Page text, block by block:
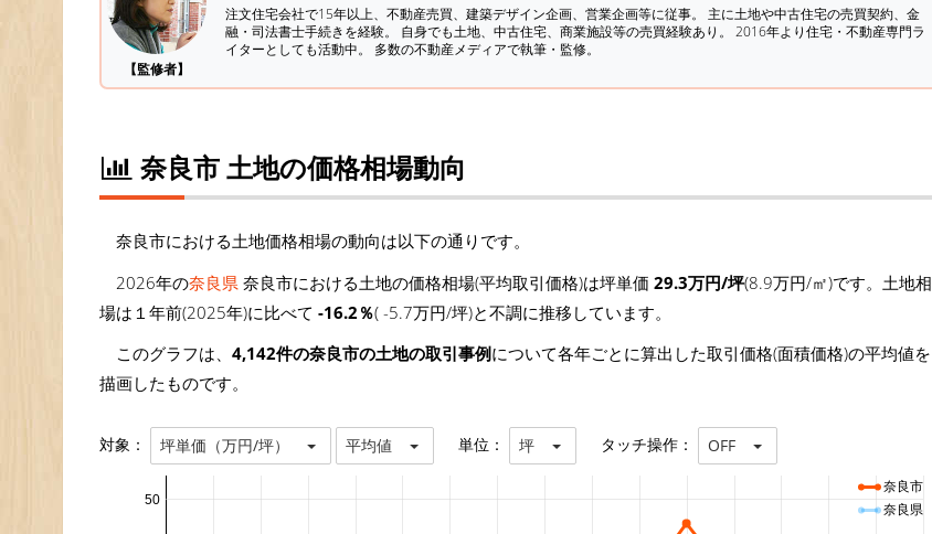
【監修者】
注文住宅会社で15年以上、不動産売買、建築デザイン企画、営業企画等に従事。 主に土地や中古住宅の売買契約、金
融・司法書士手続きを経験。 自身でも土地、中古住宅、商業施設等の売買経験あり。 2016年より住宅・不動産専門ラ
イターとしても活動中。 多数の不動産メディアで執筆・監修。
奈良市 土地の価格相場動向
奈良市における土地価格相場の動向は以下の通りです。
2026年の奈良県 奈良市における土地の価格相場(平均取引価格)は坪単価 29.3万円/坪(8.9万円/㎡)です。土地相
場は１年前(2025年)に比べて -16.2％( -5.7万円/坪)と不調に推移しています。
このグラフは、 4,142件の奈良市の土地の取引事例について各年ごとに算出した取引価格(面積価格)の平均値を
描画したものです。
対象： 坪単価（万円/坪） 平均値 単位： 坪 タッチ操作： OFF
50
奈良市
奈良県